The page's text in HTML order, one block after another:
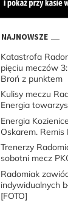
NAJNOWSZE
Katastrofa
pięciu meczów
Broń z punktem
Kulisy meczu
Energia
Energia
Oskarem.
Trenerzy
sobotni mecz
Radomiak
indywidualnych
[FOTO]